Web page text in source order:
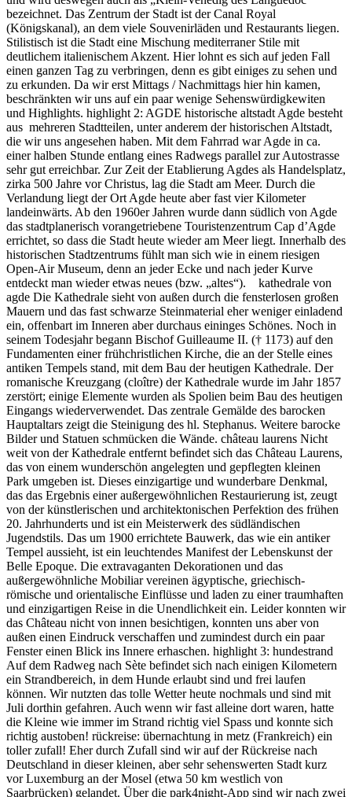
bezeichnet. Das Zentrum der Stadt ist der Canal Royal
(Königskanal), an dem viele Souvenirläden und Restaurants liegen.
Stilistisch ist die Stadt eine Mischung mediterraner Stile mit
deutlichem italienischem Akzent. Hier lohnt es sich auf jeden Fall
einen ganzen Tag zu verbringen, denn es gibt einiges zu sehen und
zu erkunden. Da wir erst Mittags / Nachmittags hier hin kamen,
beschränkten wir uns auf ein paar wenige Sehenswürdigkewiten
und Highlights. highlight 2: AGDE historische altstadt Agde besteht
aus mehreren Stadtteilen, unter anderem der historischen Altstadt,
die wir uns angesehen haben. Mit dem Fahrrad war Agde in ca.
einer halben Stunde entlang eines Radwegs parallel zur Autostrasse
sehr gut erreichbar. Zur Zeit der Etablierung Agdes als Handelsplatz,
zirka 500 Jahre vor Christus, lag die Stadt am Meer. Durch die
Verlandung liegt der Ort Agde heute aber fast vier Kilometer
landeinwärts. Ab den 1960er Jahren wurde dann südlich von Agde
das stadtplanerisch vorangetriebene Touristenzentrum Cap d’Agde
errichtet, so dass die Stadt heute wieder am Meer liegt. Innerhalb des
historischen Stadtzentrums fühlt man sich wie in einem riesigen
Open-Air Museum, denn an jeder Ecke und nach jeder Kurve
entdeckt man wieder etwas neues (bzw. „altes“). kathedrale von
agde Die Kathedrale sieht von außen durch die fensterlosen großen
Mauern und das fast schwarze Steinmaterial eher weniger einladend
ein, offenbart im Inneren aber durchaus eininges Schönes. Noch in
seinem Todesjahr begann Bischof Guilleaume II. († 1173) auf den
Fundamenten einer frühchristlichen Kirche, die an der Stelle eines
antiken Tempels stand, mit dem Bau der heutigen Kathedrale. Der
romanische Kreuzgang (cloître) der Kathedrale wurde im Jahr 1857
zerstört; einige Elemente wurden als Spolien beim Bau des heutigen
Eingangs wiederverwendet. Das zentrale Gemälde des barocken
Hauptaltars zeigt die Steinigung des hl. Stephanus. Weitere barocke
Bilder und Statuen schmücken die Wände. château laurens Nicht
weit von der Kathedrale entfernt befindet sich das Château Laurens,
das von einem wunderschön angelegten und gepflegten kleinen
Park umgeben ist. Dieses einzigartige und wunderbare Denkmal,
das das Ergebnis einer außergewöhnlichen Restaurierung ist, zeugt
von der künstlerischen und architektonischen Perfektion des frühen
20. Jahrhunderts und ist ein Meisterwerk des südländischen
Jugendstils. Das um 1900 errichtete Bauwerk, das wie ein antiker
Tempel aussieht, ist ein leuchtendes Manifest der Lebenskunst der
Belle Epoque. Die extravaganten Dekorationen und das
außergewöhnliche Mobiliar vereinen ägyptische, griechisch-
römische und orientalische Einflüsse und laden zu einer traumhaften
und einzigartigen Reise in die Unendlichkeit ein. Leider konnten wir
das Château nicht von innen besichtigen, konnten uns aber von
außen einen Eindruck verschaffen und zumindest durch ein paar
Fenster einen Blick ins Innere erhaschen. highlight 3: hundestrand
Auf dem Radweg nach Sète befindet sich nach einigen Kilometern
ein Strandbereich, in dem Hunde erlaubt sind und frei laufen
können. Wir nutzten das tolle Wetter heute nochmals und sind mit
Juli dorthin gefahren. Auch wenn wir fast alleine dort waren, hatte
die Kleine wie immer im Strand richtig viel Spass und konnte sich
richtig austoben! rückreise: übernachtung in metz (Frankreich) ein
toller zufall! Eher durch Zufall sind wir auf der Rückreise nach
Deutschland in dieser kleinen, aber sehr sehenswerten Stadt kurz
vor Luxemburg an der Mosel (etwa 50 km westlich von
Saarbrücken) gelandet. Über die park4night-App sind wir nach zwei